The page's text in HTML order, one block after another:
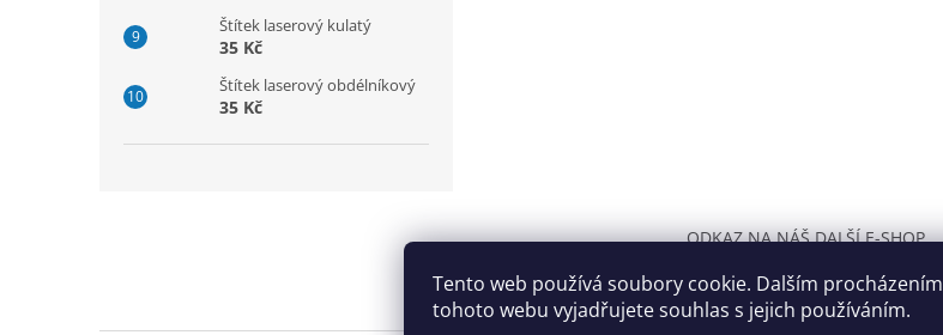
Tento web používá soubory cookie. Dalším procházením
tohoto webu vyjadřujete souhlas s jejich používáním.
Štítek laserový kulatý
35 Kč
Štítek laserový obdélníkový
35 Kč
ODKAZ NA NÁŠ DALŠÍ E-SHOP